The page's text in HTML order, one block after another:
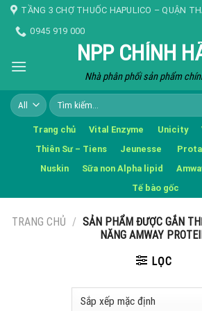
Skip TẦNG 3 CHỢ THUỐC HAPULICO – QUẬN
0945 919 000
NPP CHÍNH
Nhà phân phối sản phẩm
Tìm
kiếm:
Trang chủ Vital Enzyme Unicity
Thiên Sư – Tiens
Jeunesse
Nuskin
Sữa non Alpha lipid
Tế bào gốc
TRANG CHỦ / SẢN PHẨM ĐƯỢC GẮN
NĂNG AMWAY
LỌC